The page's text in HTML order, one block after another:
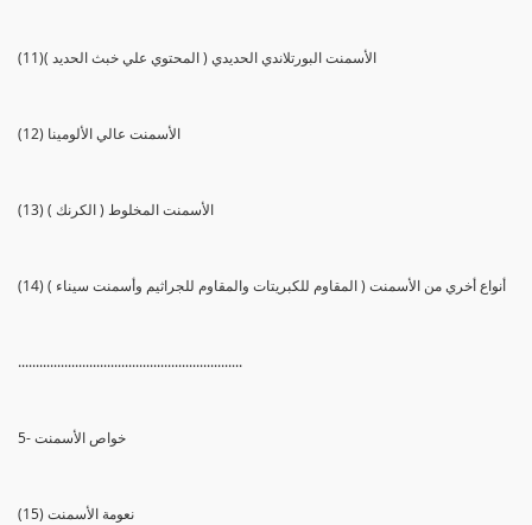
(11)الأسمنت البورتلاندي الحديدي ( المحتوي علي خبث الحديد )
(12) الأسمنت عالي الألومينا
(13) الأسمنت المخلوط ( الكرنك )
(14) أنواع أخري من الأسمنت ( المقاوم للكبريتات والمقاوم للجراثيم وأسمنت سيناء )
...............................................................
5- خواص الأسمنت
(15) نعومة الأسمنت